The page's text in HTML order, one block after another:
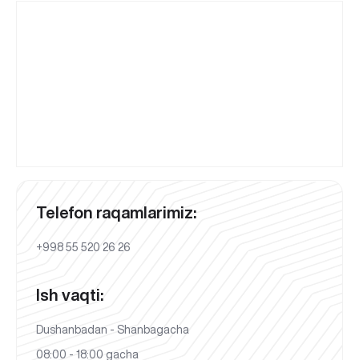
Telefon raqamlarimiz:
+998 55 520 26 26
Ish vaqti:
Dushanbadan - Shanbagacha
08:00 - 18:00 gacha